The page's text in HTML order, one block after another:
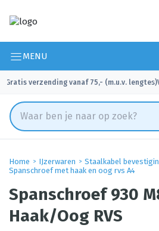
MENU
Gratis verzending vanaf 75,- (m.u.v. lengtes)
✓
Home IJzerwaren Staalkabel
Spanschroef met haak en oog rvs A4
Spanschroef 930
Haak/Oog RVS